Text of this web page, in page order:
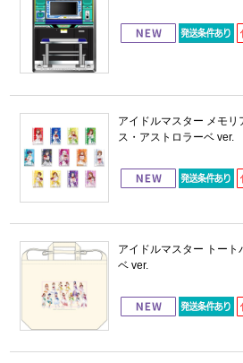
アイドルマスター メモ
ス・アストロラーベ ver.
アイドルマスター トー
ベ ver.